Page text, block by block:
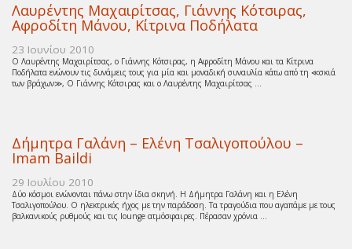
Λαυρέντης Μαχαιρίτσας, Γιάννης Κότσιρας,
Αφροδίτη Μάνου, Κίτρινα Ποδήλατα
23 Ιουνίου 2010
Ο Λαυρέντης Μαχαιρίτσας, ο Γιάννης Κότσιρας, η Αφροδίτη Μάνου και τα Κίτρινα
Ποδήλατα ενώνουν τις δυνάμεις τους για μία και μοναδική συναυλία κάτω από τη ≪σκιά
των βράχων≫, Ο Γιάννης Κότσιρας και ο Λαυρέντης Μαχαιρίτσας ...
Δήμητρα Γαλάνη – Ελένη Τσαλιγοπούλου –
Imam Baildi
29 Ιουλίου 2010
Δύο κόσμοι ενώνονται πάνω στην ίδια σκηνή. Η Δήμητρα Γαλάνη και η Ελένη
Τσαλιγοπούλου. Ο ηλεκτρικός ήχος με την παράδοση. Τα τραγούδια που αγαπάμε με τους
βαλκανικούς ρυθμούς και τις lounge ατμόσφαιρες. Πέρασαν χρόνια ...